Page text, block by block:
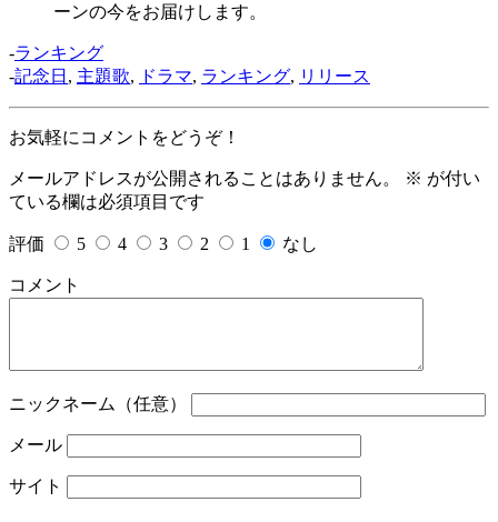
ーンの今をお届けします。
-ランキング
-記念日 , 主題歌, ドラマ, ランキング, リリース
お気軽にコメントをどうぞ！
メールアドレスが公開されることはありません。 ※ が付い
ている欄は必須項目です
評価 5 4 3 2 1 なし
コメント
ニックネーム（任意）
メール
サイト